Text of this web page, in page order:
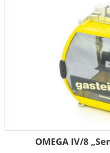
OMEGA IV/8